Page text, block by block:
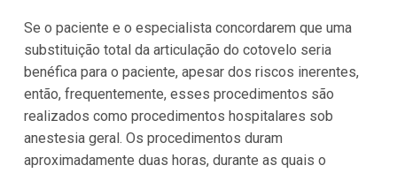
Se o paciente e o especialista concordarem que uma
substituição total da articulação do cotovelo seria
benéfica para o paciente, apesar dos riscos inerentes,
então, frequentemente, esses procedimentos são
realizados como procedimentos hospitalares sob
anestesia geral. Os procedimentos duram
aproximadamente duas horas, durante as quais o